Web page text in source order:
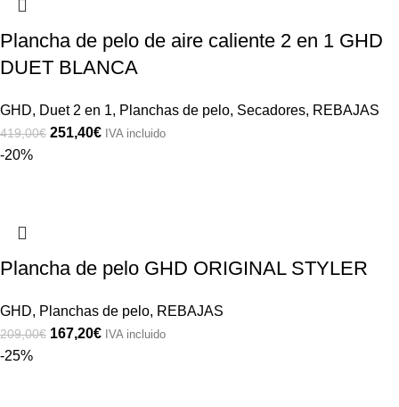
Plancha de pelo de aire caliente 2 en 1 GHD
DUET BLANCA
GHD, Duet 2 en 1, Planchas de pelo, Secadores, REBAJAS
419,00€ 251,40€ IVA incluido
-20%
Plancha de pelo GHD ORIGINAL STYLER
GHD, Planchas de pelo, REBAJAS
209,00€ 167,20€ IVA incluido
-25%